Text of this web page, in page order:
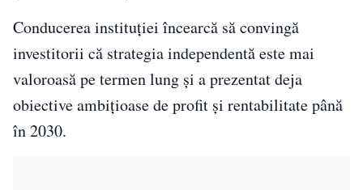
Conducerea instituției încearcă să convingă
investitorii că strategia independentă este mai
valoroasă pe termen lung și a prezentat deja
obiective ambițioase de profit și rentabilitate până
în 2030.